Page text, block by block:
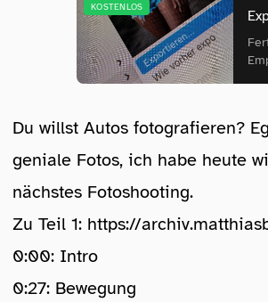
KOSTENLOS
Du willst Autos fotografieren?
geniale Fotos, ich habe heute
nächstes Fotoshooting.
Zu Teil 1: https://
0:00: Intro
0:27: Bewegung